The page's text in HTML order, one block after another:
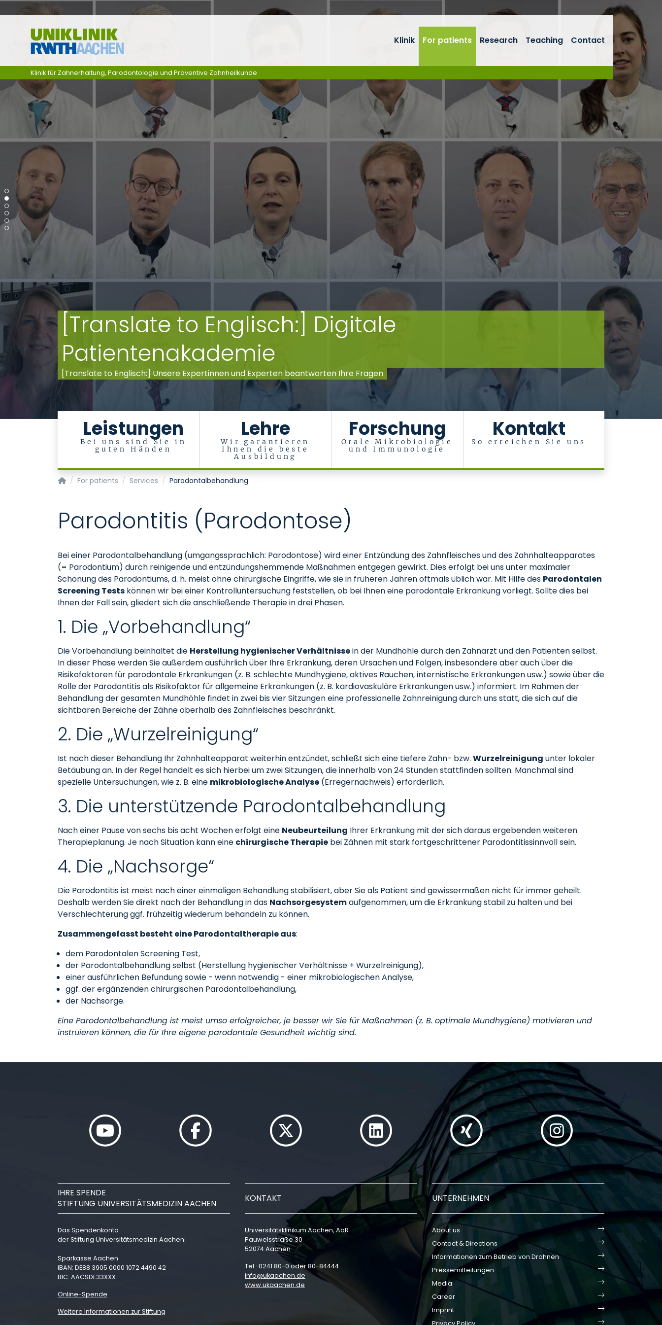
Skip navigation
[Translate to Englisch:] Digitale
Patientenakademie
[Translate to Englisch:] Unsere Expertinnen und Experten beantworten Ihre Fragen
Leistungen
Bei uns sind Sie in
guten Händen
Lehre
Wir garantieren
Ihnen die beste
Ausbildung
Forschung
Orale Mikrobiologie
und Immunologie
Kontakt
So erreichen Sie uns
Klinik For patients Research Teaching Contact
Klinik für Zahnerhaltung, Parodontologie und Präventive Zahnheilkunde
Klinik für Zahnerhaltung, Parodontologie und Präventive Zahnheilkunde
For patients Services Parodontalbehandlung
Parodontitis (Parodontose)
Bei einer Parodontalbehandlung (umgangssprachlich: Parodontose) wird einer Entzündung des Zahnfleisches und des Zahnhalteapparates
(= Parodontium) durch reinigende und entzündungshemmende Maßnahmen entgegen gewirkt. Dies erfolgt bei uns unter maximaler
Schonung des Parodontiums, d. h. meist ohne chirurgische Eingriffe, wie sie in früheren Jahren oftmals üblich war. Mit Hilfe des Parodontalen
Screening Tests können wir bei einer Kontrolluntersuchung feststellen, ob bei Ihnen eine parodontale Erkrankung vorliegt. Sollte dies bei
Ihnen der Fall sein, gliedert sich die anschließende Therapie in drei Phasen.
1. Die „Vorbehandlung“
Die Vorbehandlung beinhaltet die Herstellung hygienischer Verhältnissein der Mundhöhle durch den Zahnarzt und den Patienten selbst.
In dieser Phase werden Sie außerdem ausführlich über Ihre Erkrankung, deren Ursachen und Folgen, insbesondere aber auch über die
Risikofaktoren für parodontale Erkrankungen (z. B. schlechte Mundhygiene, aktives Rauchen, internistische Erkrankungen usw.) sowie über die
Rolle der Parodontitis als Risikofaktor für allgemeine Erkrankungen (z. B. kardiovaskuläre Erkrankungen usw.) informiert. Im Rahmen der
Behandlung der gesamten Mundhöhle findet in zwei bis vier Sitzungen eine professionelle Zahnreinigung durch uns statt, die sich auf die
sichtbaren Bereiche der Zähne oberhalb des Zahnfleisches beschränkt.
2. Die „Wurzelreinigung“
Ist nach dieser Behandlung Ihr Zahnhalteapparat weiterhin entzündet, schließt sich eine tiefere Zahn- bzw. Wurzelreinigung unter lokaler
Betäubung an. In der Regel handelt es sich hierbei um zwei Sitzungen, die innerhalb von 24 Stunden stattfinden sollten. Manchmal sind
spezielle Untersuchungen, wie z. B. eine mikrobiologische Analyse (Erregernachweis) erforderlich.
3. Die unterstützende Parodontalbehandlung
Nach einer Pause von sechs bis acht Wochen erfolgt eine Neubeurteilung Ihrer Erkrankung mit der sich daraus ergebenden weiteren
Therapieplanung. Je nach Situation kann eine chirurgische Therapie bei Zähnen mit stark fortgeschrittener Parodontitissinnvoll sein.
4. Die „Nachsorge“
Die Parodontitis ist meist nach einer einmaligen Behandlung stabilisiert, aber Sie als Patient sind gewissermaßen nicht für immer geheilt.
Deshalb werden Sie direkt nach der Behandlung in das Nachsorgesystemaufgenommen, um die Erkrankung stabil zu halten und bei
Verschlechterung ggf. frühzeitig wiederum behandeln zu können.
Zusammengefasst besteht eine Parodontaltherapie aus:
dem Parodontalen Screening Test,
der Parodontalbehandlung selbst (Herstellung hygienischer Verhältnisse + Wurzelreinigung),
einer ausführlichen Befundung sowie - wenn notwendig - einer mikrobiologischen Analyse,
ggf. der ergänzenden chirurgischen Parodontalbehandlung,
der Nachsorge.
Eine Parodontalbehandlung ist meist umso erfolgreicher, je besser wir Sie für Maßnahmen (z. B. optimale Mundhygiene) motivieren und
instruieren können, die für Ihre eigene parodontale Gesundheit wichtig sind.
IHRE SPENDE
STIFTUNG UNIVERSITÄTSMEDIZIN AACHEN
Das Spendenkonto
der Stiftung Universitätsmedizin Aachen:
Sparkasse Aachen
IBAN: DE88 3905 0000 1072 4490 42
BIC: AACSDE33XXX
Online-Spende
Weitere Informationen zur Stiftung
KONTAKT
Universitätsklinikum Aachen, AöR
Pauwelsstraße 30
52074 Aachen
Tel.: 0241 80-0 oder 80-84444
info
ukaachen de
www.ukaachen.de
UNTERNEHMEN
About us
Contact & Directions
Informationen zum Betrieb von Drohnen
Pressemitteilungen
Media
Career
Imprint
Privacy Policy